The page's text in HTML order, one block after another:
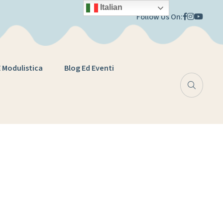
Follow Us On:
Modulistica Blog Ed Eventi
Italian